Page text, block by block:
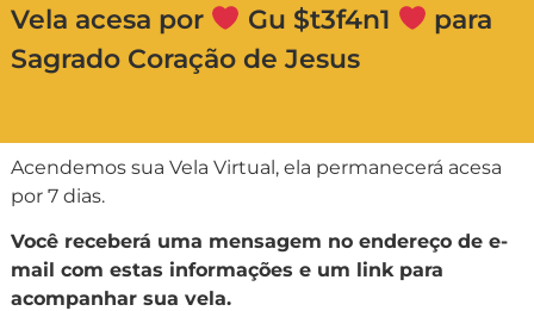
Vela acesa por Gu $t3f4n1
para
Sagrado Coração de Jesus
Acendemos sua Vela Virtual, ela permanecerá acesa
por 7 dias.
Você receberá uma mensagem no endereço de e-
mail com estas informações e um link para
acompanhar sua vela.